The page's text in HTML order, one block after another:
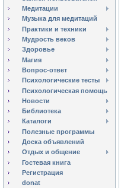
Медитации
Музыка для медитаций
Практики и техники
Мудрость веков
Здоровье
Магия
Вопрос-ответ
Психологические тесты
Психологическая помощь
Новости
Библиотека
Каталоги
Полезные программы
Доска объявлений
Отдых и общение
Гостевая книга
Регистрация
donat